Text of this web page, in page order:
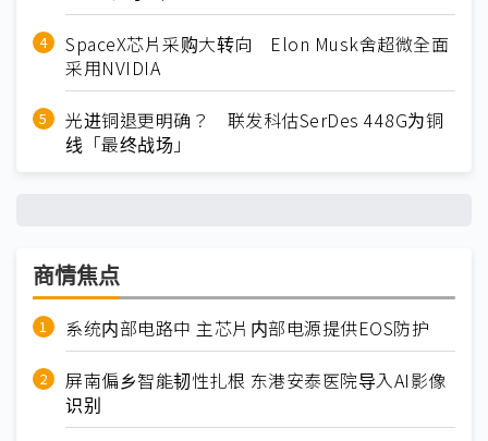
SpaceX芯片采购大转向 Elon Musk舍超微全面
采用NVIDIA
光进铜退更明确？ 联发科估SerDes 448G为铜
线「最终战场」
商情焦点
系统内部电路中 主芯片内部电源提供EOS防护
屏南偏乡智能韧性扎根 东港安泰医院导入AI影像
识别